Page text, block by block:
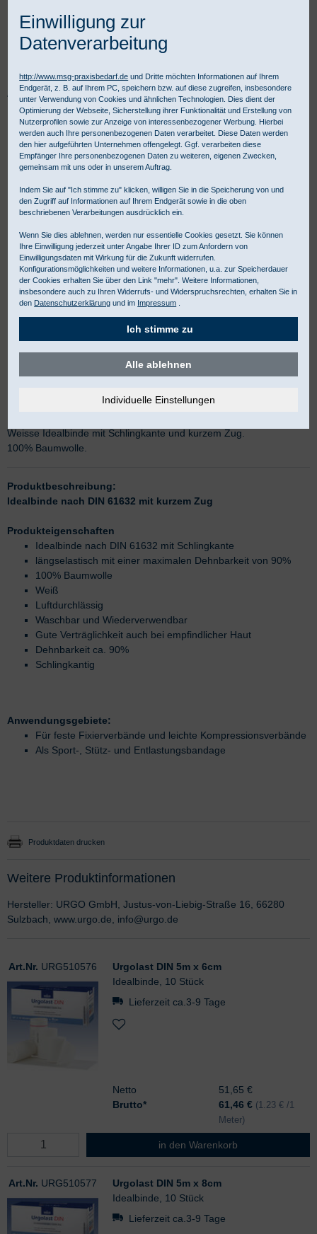
Praxisbedarf Shop Verbandmittel
Verbandstoffe
Idealbinden und Universalbinden
Klassische Idealbinden Urgolast DIN
Urgolast DIN
Weisse Idealbinde mit Schlingkante und kurzem Zug.
100% Baumwolle.
Produktbeschreibung:
Idealbinde nach DIN 61632 mit kurzem Zug
Produkteigenschaften
Idealbinde nach DIN 61632 mit Schlingkante
längselastisch mit einer maximalen Dehnbarkeit von 90%
100% Baumwolle
Weiß
Luftdurchlässig
Waschbar und Wiederverwendbar
Gute Verträglichkeit auch bei empfindlicher Haut
Dehnbarkeit ca. 90%
Schlingkantig
Anwendungsgebiete:
Für feste Fixierverbände und leichte Kompressionsverbände
Als Sport-, Stütz- und Entlastungsbandage
Produktdaten drucken
Weitere Produktinformationen
Hersteller: URGO GmbH, Justus-von-Liebig-Straße 16, 66280
Sulzbach, www.urgo.de, info@urgo.de
Art.Nr. URG510576
Urgolast DIN 5m x 6cm
Idealbinde, 10 Stück
Lieferzeit ca.3-9 Tage
Netto
51,65 €
Brutto*
61,46 € (1.23 € /1
Meter)
Urgolast DIN 5m x 6cm
in den Warenkorb
Art.Nr. URG510577
Urgolast DIN 5m x 8cm
Idealbinde, 10 Stück
Lieferzeit ca.3-9 Tage
Einwilligung zur
Datenverarbeitung
http://www.msg-praxisbedarf.de und Dritte möchten Informationen auf Ihrem
Endgerät, z. B. auf Ihrem PC, speichern bzw. auf diese zugreifen, insbesondere
unter Verwendung von Cookies und ähnlichen Technologien. Dies dient der
Optimierung der Webseite, Sicherstellung ihrer Funktionalität und Erstellung von
Nutzerprofilen sowie zur Anzeige von interessenbezogener Werbung. Hierbei
werden auch Ihre personenbezogenen Daten verarbeitet. Diese Daten werden
den hier aufgeführten Unternehmen offengelegt. Ggf. verarbeiten diese
Empfänger Ihre personenbezogenen Daten zu weiteren, eigenen Zwecken,
gemeinsam mit uns oder in unserem Auftrag.
Indem Sie auf "Ich stimme zu" klicken, willigen Sie in die Speicherung von und
den Zugriff auf Informationen auf Ihrem Endgerät sowie in die oben
beschriebenen Verarbeitungen ausdrücklich ein.
Wenn Sie dies ablehnen, werden nur essentielle Cookies gesetzt. Sie können
Ihre Einwilligung jederzeit unter Angabe Ihrer ID zum Anfordern von
Einwilligungsdaten mit Wirkung für die Zukunft widerrufen.
Konfigurationsmöglichkeiten und weitere Informationen, u.a. zur Speicherdauer
der Cookies erhalten Sie über den Link "mehr". Weitere Informationen,
insbesondere auch zu Ihren Widerrufs- und Widerspruchsrechten, erhalten Sie in
den Datenschutzerklärung und im Impressum
Ich stimme zu
Alle ablehnen